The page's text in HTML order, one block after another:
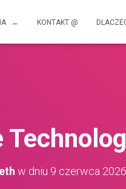
← KONTAKT @
w dniu 9 czerwca 2026